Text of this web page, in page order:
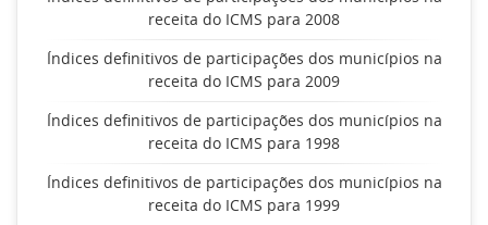
receita do ICMS para 2008
Índices definitivos de participações dos municípios na
receita do ICMS para 2009
Índices definitivos de participações dos municípios na
receita do ICMS para 1998
Índices definitivos de participações dos municípios na
receita do ICMS para 1999